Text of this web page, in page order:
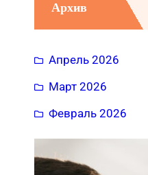
Архив
Апрель 2026
Март 2026
Февраль 2026